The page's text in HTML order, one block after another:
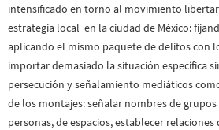
intensificado en torno al movimiento
estrategia local en la ciudad de México:
aplicando el mismo paquete de delitos con
importar demasiado la situación específica
persecución y señalamiento mediáticos
de los montajes: señalar nombres de
personas, de espacios, establecer